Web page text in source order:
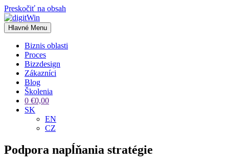
Preskočiť na obsah
Hlavné Menu
Biznis oblasti
Proces
Bizzdesign
Zákazníci
Blog
Školenia
0 €0,00
SK
EN
CZ
Podpora napĺňania stratégie